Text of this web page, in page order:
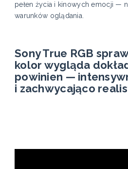
pełen życia i kinowych emocji —
warunków oglądania.
Sony True RGB
kolor wygląda
powinien —
i zachwycająco